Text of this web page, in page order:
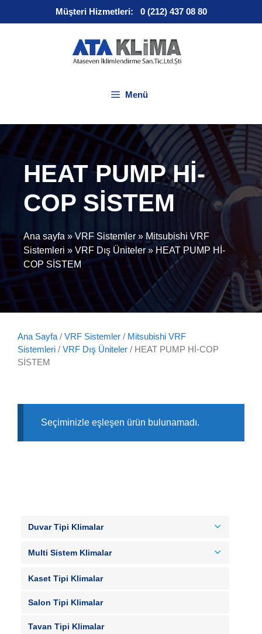
Müşteri Hizmetleri: 0 (212) 437 08 80
Menü
HEAT PUMP Hİ-
COP SİSTEM
Ana sayfa » VRF Sistemler » Mitsubishi VRF
Sistemleri » VRF Dış Üniteler» HEAT PUMP Hİ-
COP SİSTEM
Ana Sayfa / VRF Sistemler / Mitsubishi VRF
Sistemleri / VRF Dış Üniteler / HEAT PUMP Hİ-COP
SİSTEM
Seçiminizle eşleşen ürün bulunamadı.
Duvar Tipi Klimalar
Multi Sistem Klimalar
Kaset Tipi Klimalar
Salon Tipi Klimalar
Tavan Tipi Klimalar